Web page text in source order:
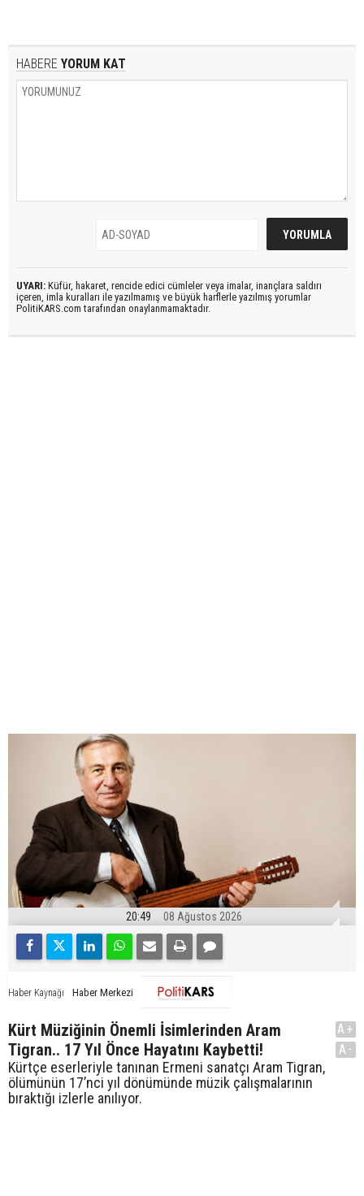
HABERE YORUM KAT
UYARI: Küfür, hakaret, rencide edici cümleler veya imalar, inançlara saldırı
içeren, imla kuralları ile yazılmamış ve büyük harflerle yazılmış yorumlar
PolitiKARS.com tarafından onaylanmamaktadır.
20:49 08 Ağustos 2026
Haber Kaynağı Haber Merkezi
Kürt Müziğinin Önemli İsimlerinden Aram
Tigran.. 17 Yıl Önce Hayatını Kaybetti!
Kürtçe eserleriyle tanınan Ermeni sanatçı Aram Tigran,
ölümünün 17’nci yıl dönümünde müzik çalışmalarının
bıraktığı izlerle anılıyor.
A+
A-